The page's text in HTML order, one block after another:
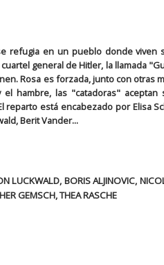
refugia en un pueblo donde viven
general de Hitler, la llamada
Rosa es forzada, junto con otras
hambre, las "catadoras"
está encabezado por Elisa
Berit Vander...
LUCKWALD, BORIS ALJINOVIC,
GEMSCH, THEA RASCHE